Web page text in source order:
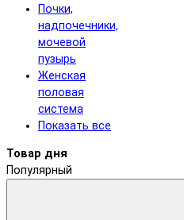
Почки,
надпочечники,
мочевой
пузырь
Женская
половая
система
Показать все
Товар дня
Популярный